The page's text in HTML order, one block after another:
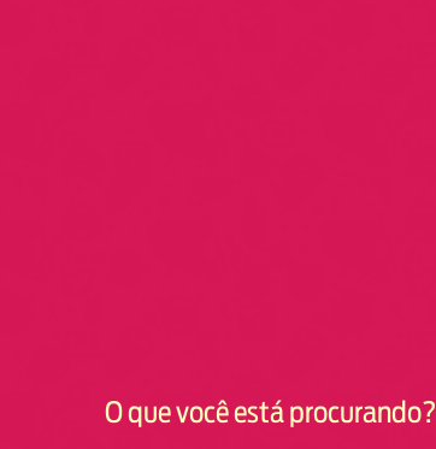
O que você está procurando?